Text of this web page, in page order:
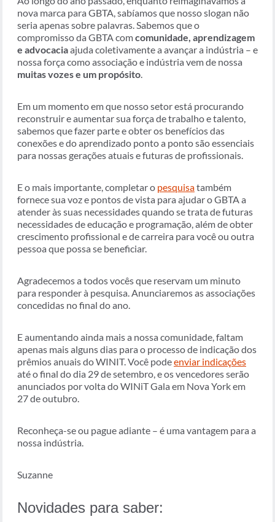
nova marca para GBTA, sabíamos que nosso slogan não
seria apenas sobre palavras. Sabemos que o
compromisso da GBTA comcomunidade, aprendizagem
e advocaciaajuda coletivamente a avançar a indústria – e
nossa força como associação e indústria vem de nossa
muitas vozes e um propósito.
Em um momento em que nosso setor está procurando
reconstruir e aumentar sua força de trabalho e talento,
sabemos que fazer parte e obter os benefícios das
conexões e do aprendizado ponto a ponto são essenciais
para nossas gerações atuais e futuras de profissionais.
E o mais importante, completar o pesquisatambém
fornece sua voz e pontos de vista para ajudar o GBTA a
atender às suas necessidades quando se trata de futuras
necessidades de educação e programação, além de obter
crescimento profissional e de carreira para você ou outra
pessoa que possa se beneficiar.
Agradecemos a todos vocês que reservam um minuto
para responder à pesquisa. Anunciaremos as associações
concedidas no final do ano.
E aumentando ainda mais a nossa comunidade, faltam
apenas mais alguns dias para o processo de indicação dos
prêmios anuais do WINIT. Você podeenviar indicações
até o final do dia 29 de setembro, e os vencedores serão
anunciados por volta do WINiT Gala em Nova York em
27 de outubro.
Reconheça-se ou pague adiante – é uma vantagem para a
nossa indústria.
Suzanne
Novidades para saber: